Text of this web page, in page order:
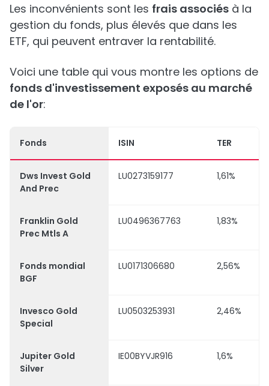
Les inconvénients sont les frais associés à la
gestion du fonds, plus élevés que dans les
ETF, qui peuvent entraver la rentabilité.
Voici une table qui vous montre les options de
fonds d'investissement exposés au marché
de l'or:
Fonds ISIN TER
Dws Invest Gold
And Prec
LU0273159177 1,61%
Franklin Gold
Prec Mtls A
LU0496367763 1,83%
Fonds mondial
BGF
LU0171306680 2,56%
Invesco Gold
Special
LU0503253931 2,46%
Jupiter Gold
Silver
IE00BYVJR916 1,6%